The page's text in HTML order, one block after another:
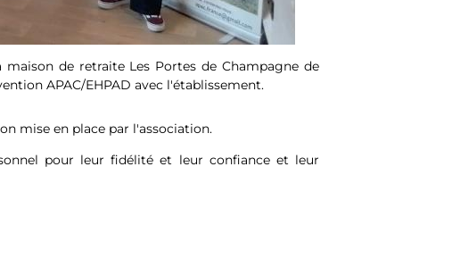
de retraite Les Portes de Champagne de
APAC/EHPAD avec l'établissement.
mise en place par l'association.
pour leur fidélité et leur confiance et leur